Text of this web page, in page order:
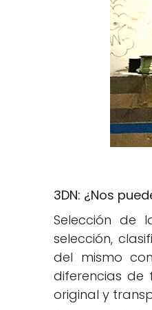
3DN: ¿Nos
Selección de
selección,
del mismo
diferencias de
original y